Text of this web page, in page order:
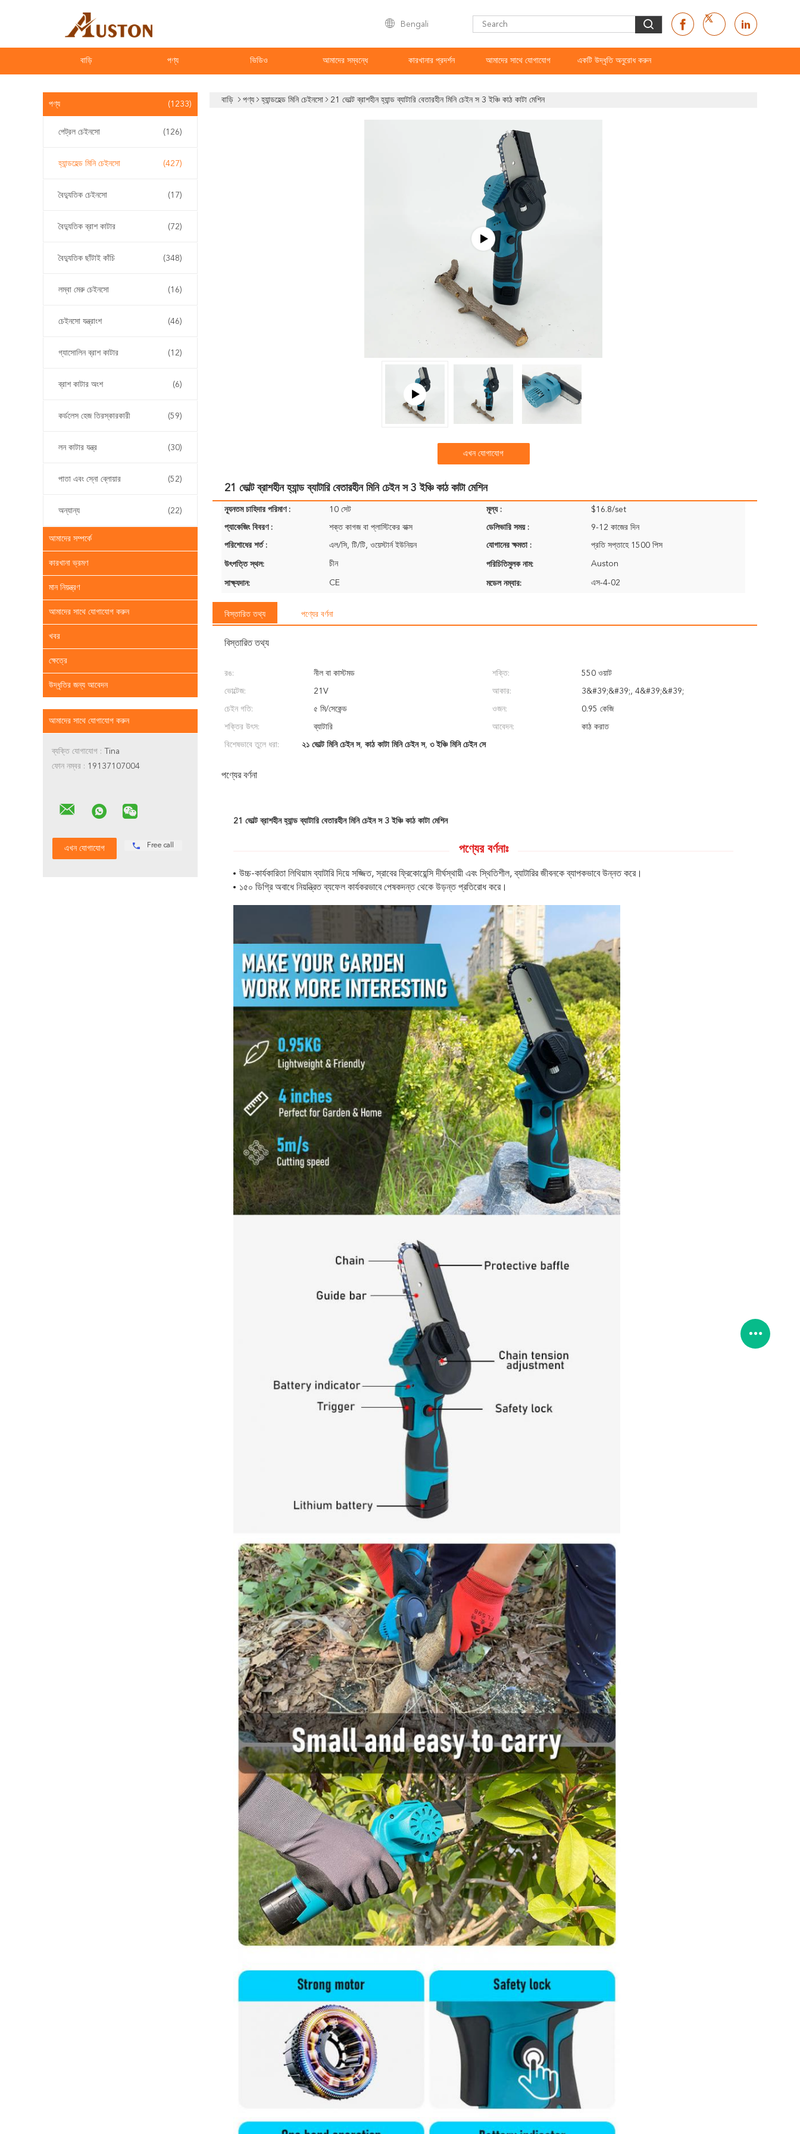
Bengali
বাড়ি পণ্য ভিডিও আমাদের সম্বন্ধে কারখানার প্রদর্শন আমাদের সাথে যোগাযোগ একটি উদ্ধৃতি অনুরোধ করুন
পণ্য (1233)
পেট্রল চেইনসো (126)
হ্যান্ডহেল্ড মিনি চেইনসো (427)
বৈদ্যুতিক চেইনসো (17)
বৈদ্যুতিক ব্রাশ কাটার (72)
বৈদ্যুতিক ছাঁটাই কাঁচি (348)
লম্বা মেরু চেইনসো (16)
চেইনসো যন্ত্রাংশ (46)
গ্যাসোলিন ব্রাশ কাটার (12)
ব্রাশ কাটার অংশ (6)
কর্ডলেস হেজ তিরস্কারকারী (59)
লন কাটার যন্ত্র (30)
পাতা এবং স্নো ব্লোয়ার (52)
অন্যান্য (22)
আমাদের সম্পর্কে
কারখানা ভ্রমণ
মান নিয়ন্ত্রণ
আমাদের সাথে যোগাযোগ করুন
খবর
ক্ষেত্রে
উদ্ধৃতির জন্য আবেদন
আমাদের সাথে যোগাযোগ করুন
ব্যক্তি যোগাযোগ : Tina
ফোন নম্বর : 19137107004
Free call
বাড়ি পণ্য হ্যান্ডহেল্ড মিনি চেইনসো 21 ভোল্ট ব্রাশহীন হ্যান্ড ব্যাটারি বেতারহীন মিনি চেইন স 3 ইঞ্চি কাঠ কাটা মেশিন
এখন যোগাযোগ
21 ভোল্ট ব্রাশহীন হ্যান্ড ব্যাটারি বেতারহীন মিনি চেইন স 3 ইঞ্চি কাঠ কাটা মেশিন
ন্যূনতম চাহিদার পরিমাণ : 10 সেট মূল্য : $16.8/set
প্যাকেজিং বিবরণ : শক্ত কাগজ বা প্লাস্টিকের বাক্স ডেলিভারি সময় : 9-12 কাজের দিন
পরিশোধের শর্ত : এল/সি, টি/টি, ওয়েস্টার্ন ইউনিয়ন যোগানের ক্ষমতা : প্রতি সপ্তাহে 1500 পিস
উৎপত্তি স্থল: চীন পরিচিতিমুলক নাম: Auston
সাক্ষ্যদান: CE মডেল নম্বার: এস-4-02
বিস্তারিত তথ্য পণ্যের বর্ণনা
বিস্তারিত তথ্য
রঙ: নীল বা কাস্টমড শক্তি: 550 ওয়াট
ভোল্টেজ: 21V আকার: 3&#39;&#39;, 4&#39;&#39;
চেইন গতি: ৫ মি/সেকেন্ড ওজন: 0.95 কেজি
শক্তির উৎস: ব্যাটারি আবেদন: কাঠ করাত
বিশেষভাবে তুলে ধরা: ২১ ভোল্ট মিনি চেইন স, কাঠ কাটা মিনি চেইন স, ৩ ইঞ্চি মিনি চেইন সে
পণ্যের বর্ণনা
21 ভোল্ট ব্রাশহীন হ্যান্ড ব্যাটারি বেতারহীন মিনি চেইন স 3 ইঞ্চি কাঠ কাটা মেশিন
পণ্যের বর্ণনাঃ
উচ্চ-কার্যকারিতা লিথিয়াম ব্যাটারি দিয়ে সজ্জিত, স্রাবের ফ্রিকোয়েন্সি দীর্ঘস্থায়ী এবং স্থিতিশীল, ব্যাটারির জীবনকে ব্যাপকভাবে উন্নত করে।
১৫০ ডিগ্রি অবাধে নিয়ন্ত্রিত ব্যফেল কার্যকরভাবে পেষকদন্ত থেকে উড়ন্ত প্রতিরোধ করে।